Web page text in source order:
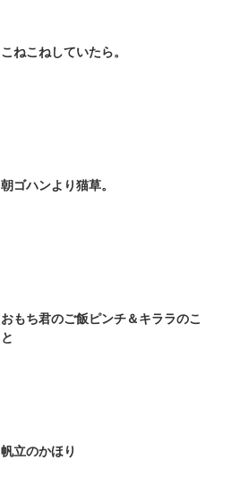
こねこねしていたら。
朝ゴハンより猫草。
おもち君のご飯ピンチ＆キララのこ
と
帆立のかほり